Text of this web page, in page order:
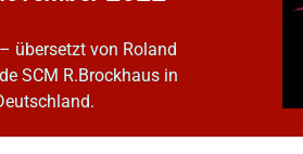
übersetzt von Roland
SCM R.Brockhaus in